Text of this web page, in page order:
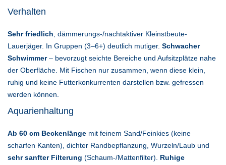
Verhalten
Sehr friedlich, dämmerungs-/nachtaktiver Kleinstbeute-
Lauerjäger. In Gruppen (3–6+) deutlich mutiger. Schwacher
Schwimmer– bevorzugt seichte Bereiche und Aufsitzplätze nahe
der Oberfläche. Mit Fischen nur zusammen, wenn diese klein,
ruhig und keine Futterkonkurrenten darstellen bzw. gefressen
werden können.
Aquarienhaltung
Ab 60 cm Beckenlänge mit feinem Sand/Feinkies (keine
scharfen Kanten), dichter Randbepflanzung, Wurzeln/Laub und
sehr sanfter Filterung (Schaum-/Mattenfilter). Ruhige